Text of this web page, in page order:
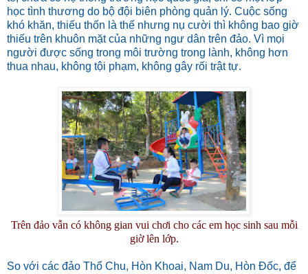
học tình thương do bộ đội biên phòng quản lý. Cuộc sống
khó khăn, thiếu thốn là thế nhưng nụ cười thì không bao giờ
thiếu trên khuôn mặt của những ngư dân trên đảo. Vì mọi
người được sống trong môi trường trong lành, không hơn
thua nhau, không tội phạm, không gây rối trật tự.
Trên đảo vẫn có không gian vui chơi cho các em học sinh sau mỗi
giờ lên lớp.
So với các đảo Thổ Chu, Hòn Khoai, Nam Du, Hòn Đốc, để